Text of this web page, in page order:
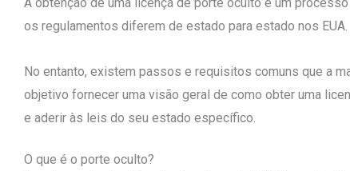
os regulamentos diferem de estado para estado nos EUA.
No entanto, existem passos e requisitos comuns que a
objetivo fornecer uma visão geral de como obter uma
e aderir às leis do seu estado específico.
O que é o porte oculto?